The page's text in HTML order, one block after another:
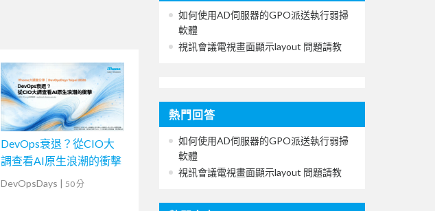
DevOps衰退？從CIO大
調查看AI原生浪潮的衝擊
DevOpsDays | 50 分
如何使用AD伺服器的GPO派送執行弱掃
軟體
視訊會議電視畫面顯示layout 問題請教
熱門回答
如何使用AD伺服器的GPO派送執行弱掃
軟體
視訊會議電視畫面顯示layout 問題請教